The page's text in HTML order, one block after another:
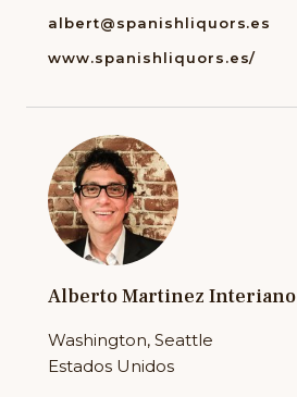
albert@spanishliquors.es
www.spanishliquors.es/
Alberto Martinez Interiano
Washington, Seattle
Estados Unidos